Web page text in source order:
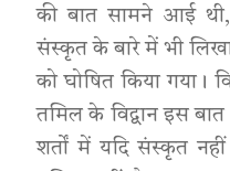
की बात सामने आई
संस्कृत के बारे में भी
को घोषित किया गया।
तमिल के विद्वान इस
शर्तों में यदि संस्कृत